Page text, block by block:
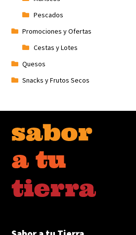
Pescados
Promociones y Ofertas
Cestas y Lotes
Quesos
Snacks y Frutos Secos